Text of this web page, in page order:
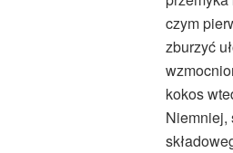
czym
zburzyć
kokos
Niemniej,